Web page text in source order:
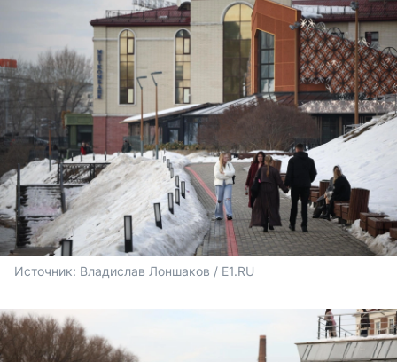
Источник: Владислав Лоншаков / E1.RU